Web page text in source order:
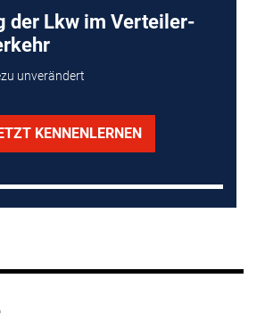
der Lkw im Verteiler-
unverändert
KENNENLERNEN